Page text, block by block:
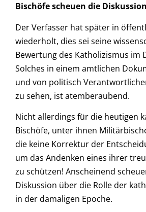
Bischöfe scheuen die Diskussion
Der Verfasser hat später in
wiederholt, dies sei seine
Bewertung des Katholizismus im
Solches in einem amtlichen
und von politisch
zu sehen, ist atemberaubend.
Nicht allerdings für die heutigen
Bischöfe, unter ihnen
die keine Korrektur der
um das Andenken eines ihrer
zu schützen! Anscheinend
Diskussion über die Rolle der
in der damaligen Epoche.